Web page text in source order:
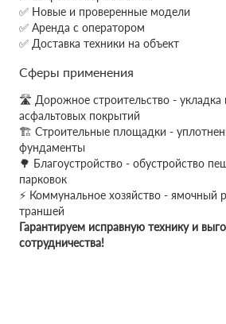
✅ Новые и проверенные модели
✅ Аренда с оператором
✅ Доставка техники на объект
Сферы применения
🛣 Дорожное строительство - укладка
асфальтовых покрытий
🏗 Строительные площадки -
фундаменты
🌳 Благоустройство - обустройство
парковок
⚡ Коммунальное хозяйство - ямочный
траншей
Гарантируем исправную технику и
сотрудничества!